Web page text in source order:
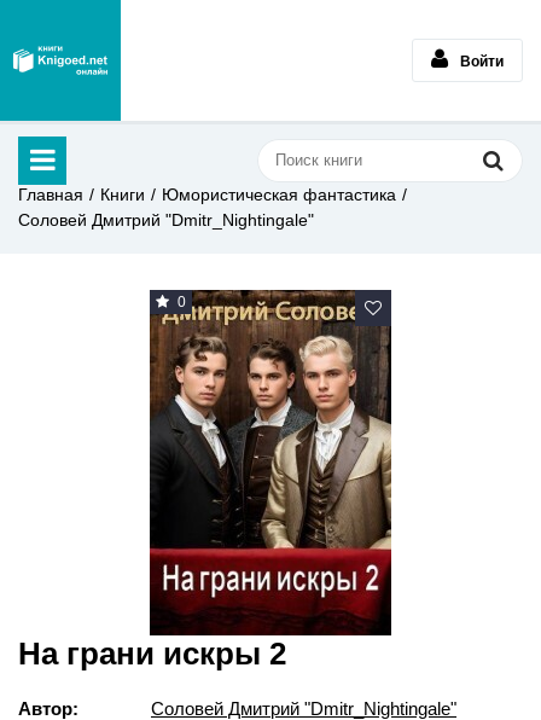
Войти
Главная Книги
Юмористическая фантастика
Соловей Дмитрий "Dmitr_Nightingale"
0
На грани искры 2
Автор: Соловей Дмитрий "Dmitr_Nightingale"